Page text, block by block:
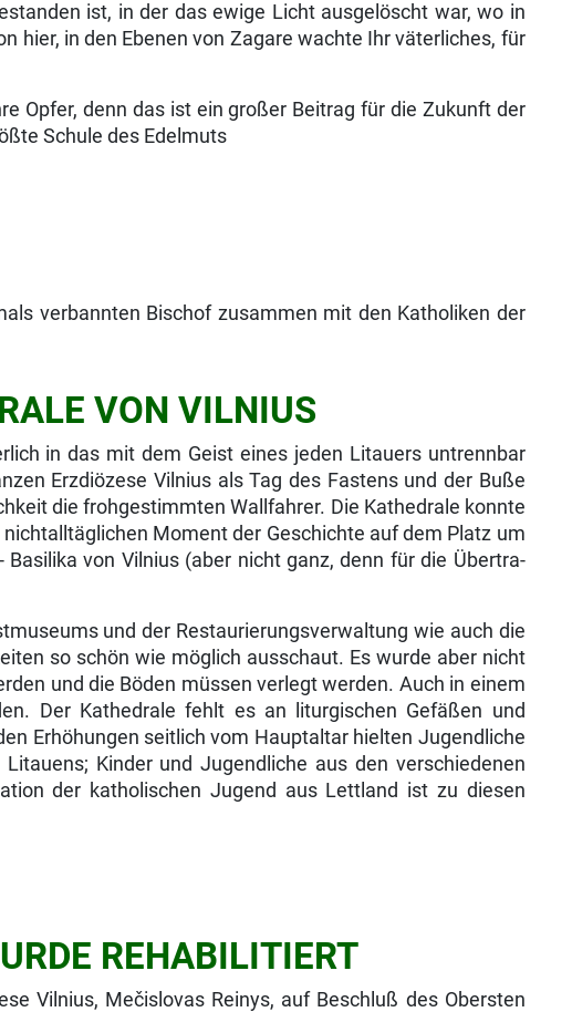
ist, in der das ewige Licht ausgelöscht war, wo in
hier, in den Ebenen von Zagare wachte Ihr väterliches, für
Opfer, denn das ist ein großer Beitrag für die Zukunft der
Schule des Edelmuts
verbannten Bischof zusammen mit den Katholiken der
VON VILNIUS
in das mit dem Geist eines jeden Litauers untrennbar
Erzdiözese Vilnius als Tag des Fastens und der Buße
die frohgestimmten Wallfahrer. Die Kathedrale konnte
Moment der Geschichte auf dem Platz um
von Vilnius (aber nicht ganz, denn für die Übertra­
und der Restaurierungsverwaltung wie auch die
so schön wie möglich ausschaut. Es wurde aber nicht
und die Böden müssen verlegt werden. Auch in einem
Der Kathedrale fehlt es an liturgischen Gefäßen und
Erhö­hungen seitlich vom Hauptaltar hielten Jugendliche
Kinder und Jugendliche aus den verschiedenen
der katholischen Jugend aus Lettland ist zu diesen
REHABILITIERT
Vilnius, Mečislovas Reinys, auf Beschluß des Obersten